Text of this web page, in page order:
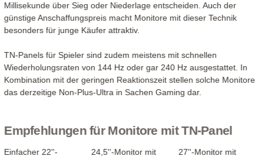
Millisekunde über Sieg oder Niederlage entscheiden. Auch der
günstige Anschaffungspreis macht Monitore mit dieser Technik
besonders für junge Käufer attraktiv.
TN-Panels für Spieler sind zudem meistens mit schnellen
Wiederholungsraten von 144 Hz oder gar 240 Hz ausgestattet. In
Kombination mit der geringen Reaktionszeit stellen solche Monitore
das derzeitige Non-Plus-Ultra in Sachen Gaming dar.
Empfehlungen für Monitore mit TN-Panel
Einfacher 22''-
24,5''-Monitor mit
27''-Monitor mit